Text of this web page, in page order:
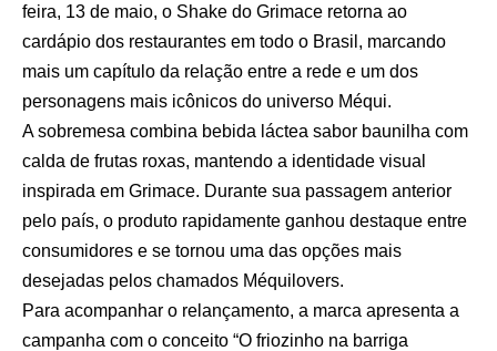
feira, 13 de maio, o Shake do Grimace retorna ao
cardápio dos restaurantes em todo o Brasil, marcando
mais um capítulo da relação entre a rede e um dos
personagens mais icônicos do universo Méqui.
A sobremesa combina bebida láctea sabor baunilha com
calda de frutas roxas, mantendo a identidade visual
inspirada em Grimace. Durante sua passagem anterior
pelo país, o produto rapidamente ganhou destaque entre
consumidores e se tornou uma das opções mais
desejadas pelos chamados Méquilovers.
Para acompanhar o relançamento, a marca apresenta a
campanha com o conceito “O friozinho na barriga